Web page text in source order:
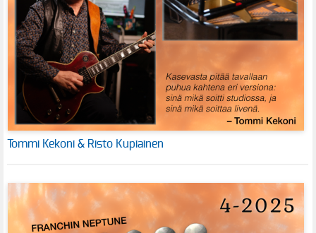
Tommi Kekoni & Risto Kupiainen